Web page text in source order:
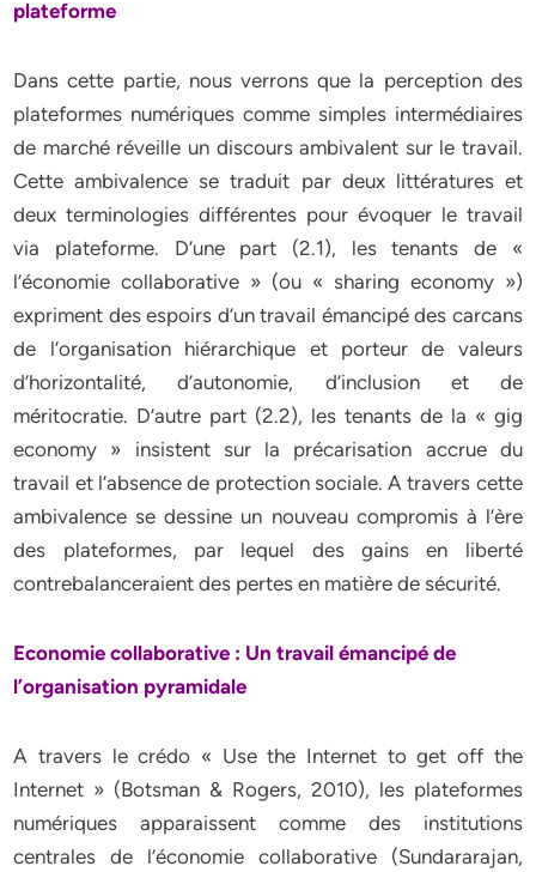
plateforme
Dans cette partie, nous verrons que la perception des
plateformes numériques comme simples intermédiaires
de marché réveille un discours ambivalent sur le travail.
Cette ambivalence se traduit par deux littératures et
deux terminologies différentes pour évoquer le travail
via plateforme. D’une part (2.1), les tenants de «
l’économie collaborative » (ou « sharing economy »)
expriment des espoirs d’un travail émancipé des carcans
de l’organisation hiérarchique et porteur de valeurs
d’horizontalité, d’autonomie, d’inclusion et de
méritocratie. D’autre part (2.2), les tenants de la « gig
economy » insistent sur la précarisation accrue du
travail et l’absence de protection sociale. A travers cette
ambivalence se dessine un nouveau compromis à l’ère
des plateformes, par lequel des gains en liberté
contrebalanceraient des pertes en matière de sécurité.
Economie collaborative : Un travail émancipé de
l’organisation pyramidale
A travers le crédo « Use the Internet to get off the
Internet » (Botsman & Rogers, 2010), les plateformes
numériques apparaissent comme des institutions
centrales de l’économie collaborative (Sundararajan,